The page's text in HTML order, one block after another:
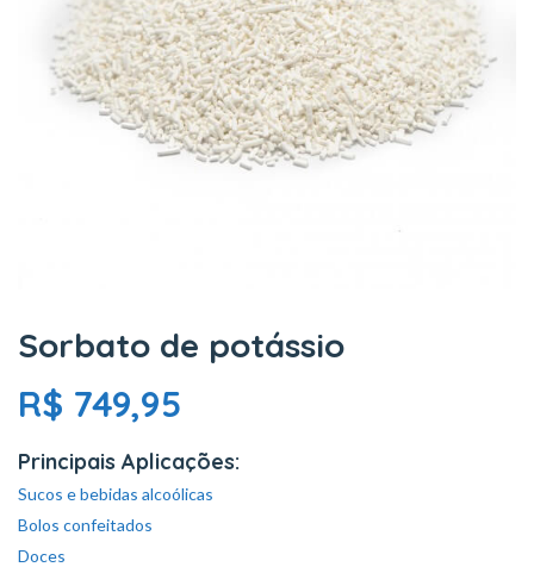
Sorbato de potássio
R$ 749,95
Principais Aplicações:
Sucos e bebidas alcoólicas
Bolos confeitados
Doces